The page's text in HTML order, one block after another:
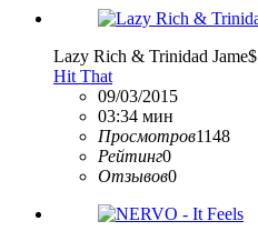
Lazy Rich & Trinidad Jame$
Hit That
09/03/2015
03:34 мин
Просмотров1148
Рейтинг0
Отзывов0